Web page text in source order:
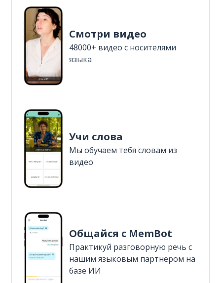
Смотри видео
48000+ видео с носителями
языка
Учи слова
Мы обучаем тебя словам из
видео
Общайся с MemBot
Практикуй разговорную речь с
нашим языковым партнером на
базе ИИ